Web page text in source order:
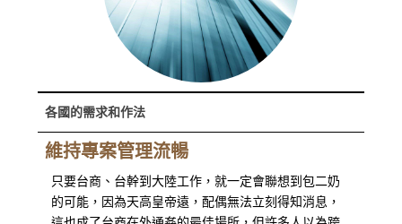
各國的需求和作法
維持專案管理流暢
只要台商、台幹到大陸工作，就一定會聯想到包二奶
的可能，因為天高皇帝遠，配偶無法立刻得知消息，